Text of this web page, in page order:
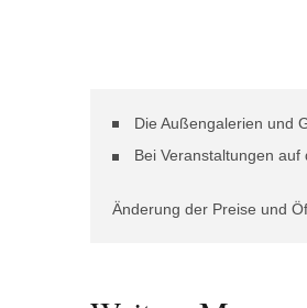
Die Außengalerien und
Bei Veranstaltungen
Änderung der Preise und